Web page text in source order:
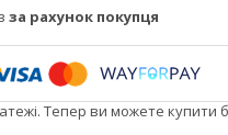
за рахунок покупця
Тепер ви можете купити